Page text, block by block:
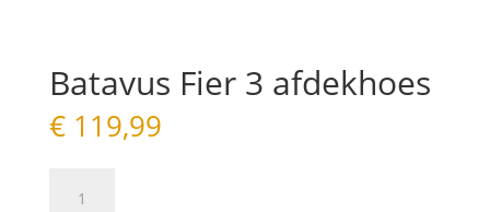
Batavus Fier 3 afdekhoes
€119,99